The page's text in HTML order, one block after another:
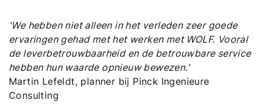
'We hebben niet alleen in het verleden zeer goede
ervaringen gehad met het werken met WOLF. Vooral
de leverbetrouwbaarheid en de betrouwbare service
hebben hun waarde opnieuw bewezen.'
Martin Lefeldt, planner bij Pinck Ingenieure
Consulting